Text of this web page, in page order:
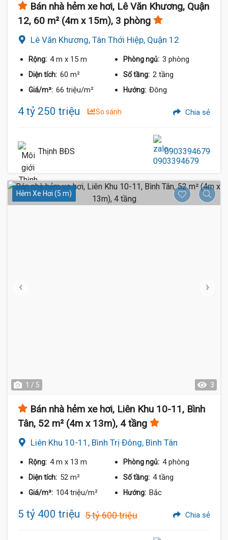
Bán nhà hẻm xe hơi, Lê Văn Khương, Quận
12, 60 m² (4m x 15m), 3 phòng
Lê Văn Khương, Tân Thới Hiệp, Quận 12
Rộng: 4 m x 15 m Phòng ngủ: 3 phòng
Diện tích: 60 m² Số tầng: 2 tầng
Giá/m²: 66 triệu/m² Hướng: Đông
4 tỷ 250 triệu So sánh Chia sẻ
Thịnh BĐS 0903394679
Hẻm Xe Hơi (5 m)
1 / 5 3
Bán nhà hẻm xe hơi, Liên Khu 10-11, Bình
Tân, 52 m² (4m x 13m), 4 tầng
Liên Khu 10-11, Bình Trị Đông, Bình Tân
Rộng: 4 m x 13 m Phòng ngủ: 4 phòng
Diện tích: 52 m² Số tầng: 4 tầng
Giá/m²: 104 triệu/m² Hướng: Bắc
5 tỷ 400 triệu 5 tỷ 600 triệu Chia sẻ